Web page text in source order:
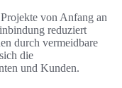
von Anfang an
reduziert
durch vermeidbare
die
und Kunden.